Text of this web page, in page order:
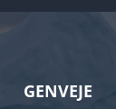
GENVEJE